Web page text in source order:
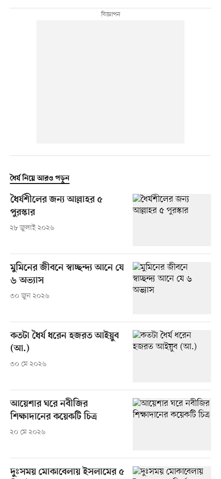
ধৈর্য নিয়ে আরও পড়ুন
ধৈর্যশীলের জন্য আল্লাহর ৫
পুরস্কার
২৮ জুলাই ২০২৬
মুমিনের জীবনে স্বাচ্ছন্দ্য আনে যে
৬ অভ্যাস
৩০ জুন ২০২৬
কতটা ধৈর্য ধরেন হজরত আইয়ুব
(আ.)
৩০ মে ২০২৬
আয়েশার ঘরে নবীজির
শিক্ষাদানের কয়েকটি চিত্র
২০ মে ২০২৬
দুঃসময় মোকাবেলায় ইসলামের ৫